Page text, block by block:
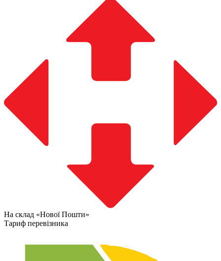
На склад «Нової Пошти»
Тариф перевізника